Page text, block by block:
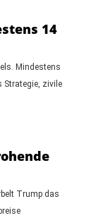
14
Mindestens
Strategie, zivile
Trump das